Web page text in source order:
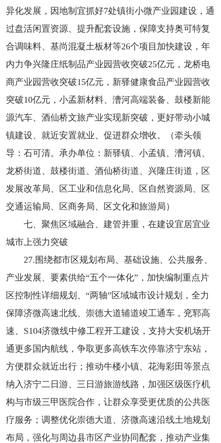
异化发展，因地制宜抓好7处镇街小微产业园建设，通
过盘活闲置资源、提升配套设施，保障支持奥可特复
合调味料、基尚混凝土板材等26个项目加快建设，年
内力争兴隆庄纸制品产业园营收突破25亿元，龙桥电
商产业园营收突破15亿元，新驿健康食品产业园营收
突破10亿元，小孟新材料、漕河高端装备、鼓楼新能
源汽车、酒仙桥文旅产业实现新突破，更好带动小城
镇建设、就近安置就业、促进群众增收。（牵头领
导：石可清。承办单位：新驿镇、小孟镇、漕河镇、
龙桥街道、鼓楼街道、酒仙桥街道、兴隆庄街道，区
发展改革局、区工业和信息化局、区自然资源局、区
交通运输局、区商务局、区文化和旅游局）
七、聚焦区域融合、建管并重，在建设宜居宜业
城市上强力突破
27.围绕都市区规划布局、基础设施、公共服务、
产业发展、要素供给“五个一体化”，加快编制重点片
区控制性详细规划、“两轴”区域城市设计规划，全力
保障济微高速北线、崇德大道辅道竣工通车，兖郓高
速、S104济微线中修工程开工建设，支持大安机场开
通更多国内航线，争取更多高铁车次停靠济宁东站，
方便群众就近出行；推动牛楼小镇、花海彩田等景点
纳入济宁二日游、三日游旅游线路，加强区级医疗机
构与市级三甲医院合作，让群众享受更优质的公共医
疗服务；调整优化崇德大道、济微高速沿线土地规划
布局，强化与周边县市区产业协同配套，推动产业集